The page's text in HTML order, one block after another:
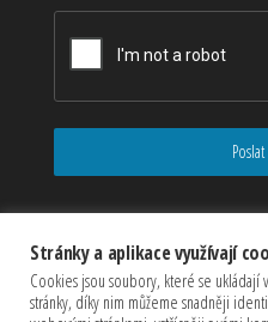
Stránky a aplikace využívají
Cookies jsou soubory, které se
stránky, díky nim můžeme snadněji